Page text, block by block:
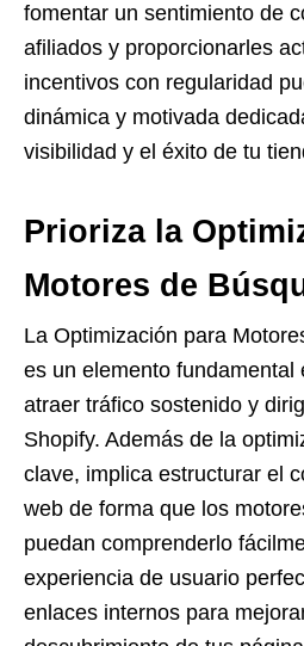
fomentar un sentimiento de
afiliados y proporcionarles
incentivos con regularidad
dinámica y motivada
visibilidad y el éxito de tu
Prioriza la
Motores de
La Optimización para
es un elemento fundamental
atraer tráfico sostenido y
Shopify. Además de la
clave, implica estructurar el
web de forma que los
puedan comprenderlo
experiencia de usuario
enlaces internos para